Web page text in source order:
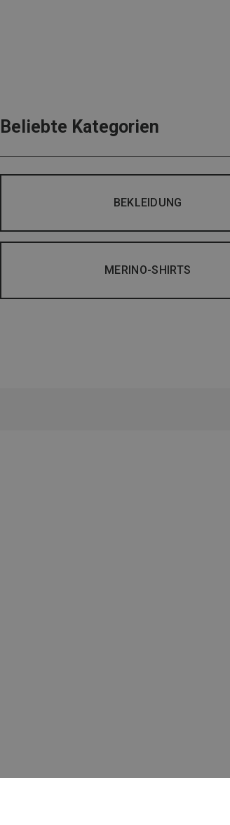
Beliebte Kategorien
BEKLEIDUNG
MERINO-SHIRTS